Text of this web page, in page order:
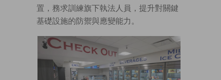
置，務求訓練旗下執法人員，提升對關鍵
基礎設施的防禦與應變能力。